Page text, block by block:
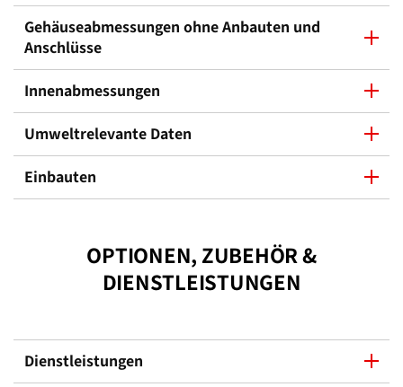
Gehäuseabmessungen ohne Anbauten und
Anschlüsse
Innenabmessungen
Umweltrelevante Daten
Einbauten
OPTIONEN, ZUBEHÖR &
DIENSTLEISTUNGEN
Dienstleistungen